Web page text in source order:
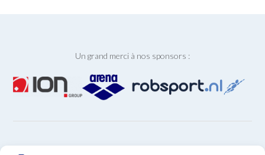
Un grand merci à nos sponsors :